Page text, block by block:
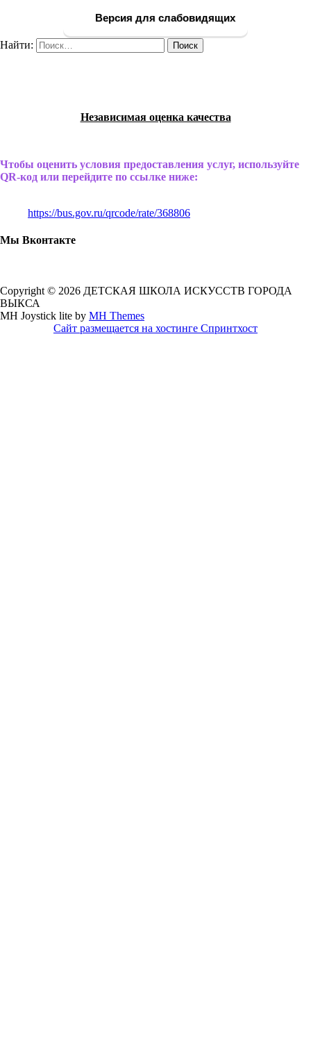
Версия для слабовидящих
Найти:
Независимая оценка качества
Чтобы оценить условия предоставления услуг, используйте
QR-код или перейдите по ссылке ниже:
https://bus.gov.ru/qrcode/rate/368806
Мы Вконтакте
Copyright © 2026 ДЕТСКАЯ ШКОЛА ИСКУССТВ ГОРОДА
ВЫКСА
MH Joystick lite by MH Themes
Сайт размещается на хостинге Спринтхост